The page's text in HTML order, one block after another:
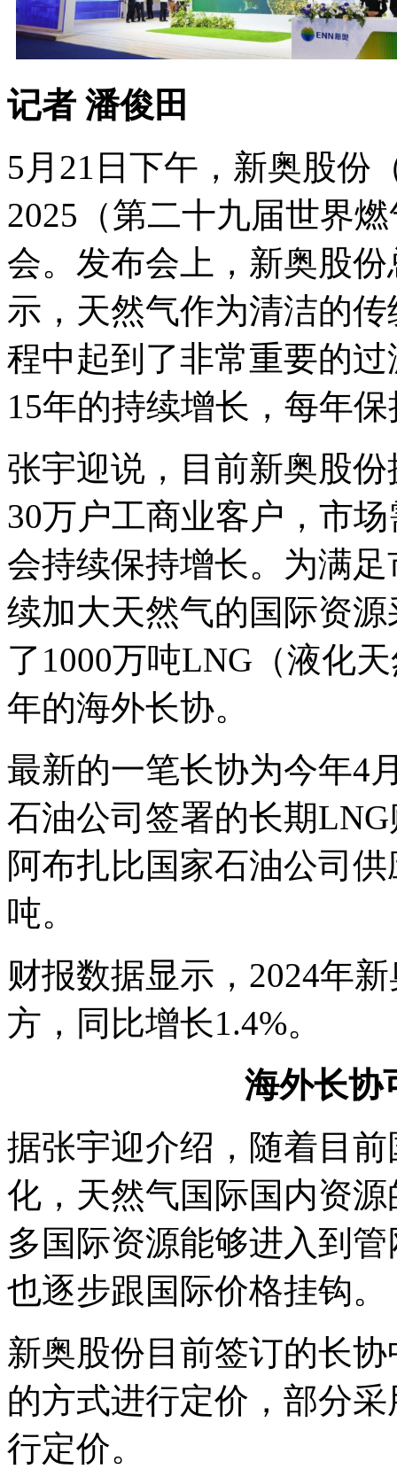
记者 潘俊田
5月21日下午，新奥股份
2025（第二十九届世界
会。发布会上，新奥股
示，天然气作为清洁的
程中起到了非常重要的
15年的持续增长，每年
张宇迎说，目前新奥股
30万户工商业客户，市
会持续保持增长。为满
续加大天然气的国际资
了1000万吨LNG（液化
年的海外长协。
最新的一笔长协为今年4
石油公司签署的长期
阿布扎比国家石油公司
吨。
财报数据显示，2024年
方，同比增长1.4%。
海外长协
据张宇迎介绍，随着目
化，天然气国际国内资
多国际资源能够进入到
也逐步跟国际价格挂钩。
新奥股份目前签订的长
的方式进行定价，部分
行定价。